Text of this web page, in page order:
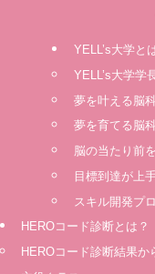
YELL’s大学と
YELL’s大学学
夢を叶える脳
夢を育てる脳
脳の当たり前
⽬標到達が上
スキル開発プ
HEROコード診断とは？
HEROコード診断結果か